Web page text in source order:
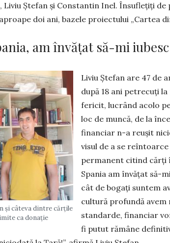
Liviu Ștefan și Cons­tantin Inel. Însuflețiți
doi ani, bazele proiectului „Cartea
am învățat să-mi
și câteva dintre cărțile
ca donație
Liviu Ștefan are 47 de
după 18 ani petrecuți
fericit, lucrând acolo
loc de muncă, de la
financiar n-a reușit
visul de a se
permanent citind cărți
Spania am învățat să-
cât de bogați suntem
cultură profundă
standarde, fi­nanciar
fi pu­tut rămâne